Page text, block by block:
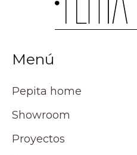
Menú
Pepita home
Showroom
Proyectos